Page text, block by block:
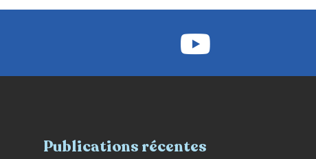
Publications récentes